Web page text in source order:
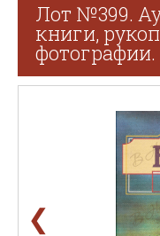
Лот №399.
книги,
фотографии.
❮